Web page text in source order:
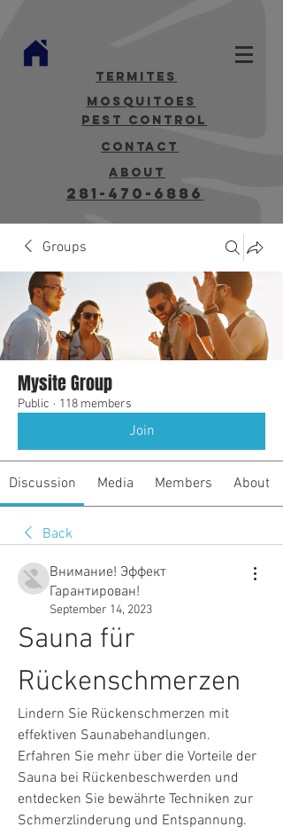
termites
mosquitoes
Pest Control
contact
about
281-470-6886
Groups
Mysite Group
Public · 118 members
Join
Discussion Media Members About
Back
Внимание! Эффект
Гарантирован!
September 14, 2023
Sauna für
Rückenschmerzen
Lindern Sie Rückenschmerzen mit
effektiven Saunabehandlungen.
Erfahren Sie mehr über die Vorteile der
Sauna bei Rückenbeschwerden und
entdecken Sie bewährte Techniken zur
Schmerzlinderung und Entspannung.